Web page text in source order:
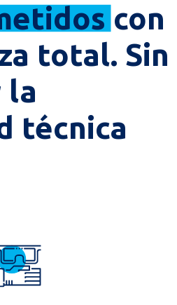
con
total. Sin
la
técnica